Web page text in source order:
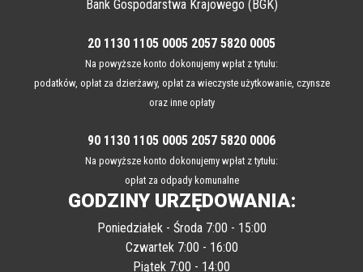
Bank Gospodarstwa Krajowego (BGK)
opłat za odpady komunalne
GODZINY URZĘDOWANIA:
Poniedziałek - Środa 7:00 - 15:00
Czwartek 7:00 - 16:00